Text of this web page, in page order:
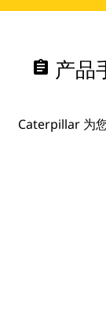
assignment 产品
Caterpillar 为